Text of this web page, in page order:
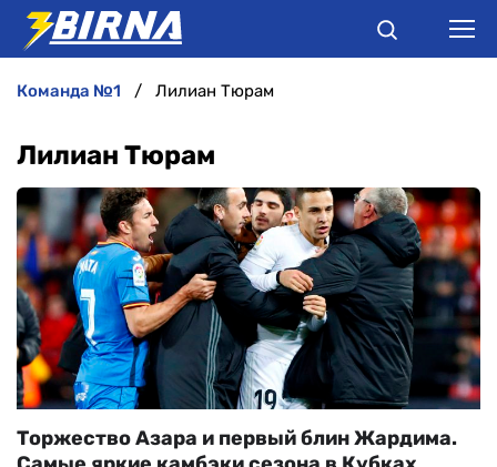
ІНТЕРВ'Ю
РІЗНЕ
БУКМЕКЕРИ
команда №1 Лилиан Тюрам
Лилиан Тюрам
Торжество Азара и первый блин Жардима.